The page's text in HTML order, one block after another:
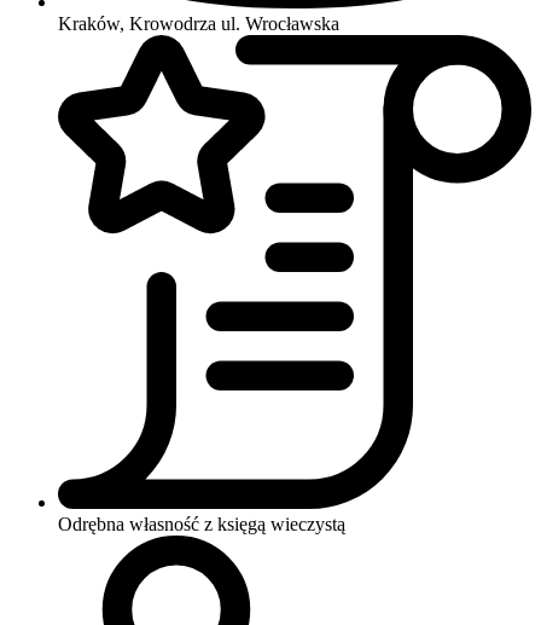
Kraków, Krowodrza ul. Wrocławska
Odrębna własność z księgą wieczystą